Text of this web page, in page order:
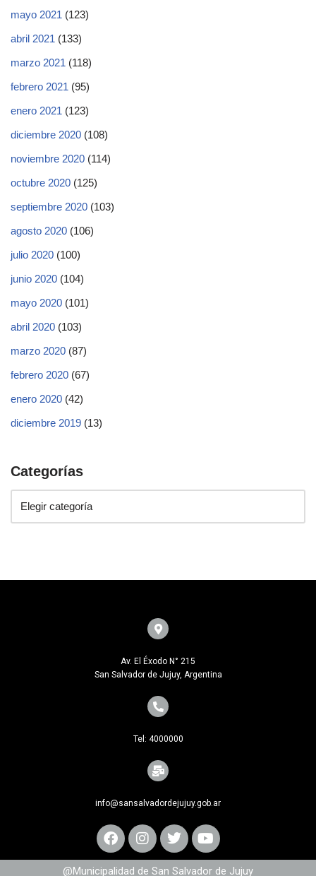
mayo 2021 (123)
abril 2021 (133)
marzo 2021 (118)
febrero 2021 (95)
enero 2021 (123)
diciembre 2020 (108)
noviembre 2020 (114)
octubre 2020 (125)
septiembre 2020 (103)
agosto 2020 (106)
julio 2020 (100)
junio 2020 (104)
mayo 2020 (101)
abril 2020 (103)
marzo 2020 (87)
febrero 2020 (67)
enero 2020 (42)
diciembre 2019 (13)
Categorías
Av. El Éxodo N° 215
San Salvador de Jujuy, Argentina
Tel: 4000000
info@sansalvadordejujuy.gob.ar
@Municipalidad de San Salvador de Jujuy